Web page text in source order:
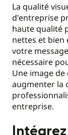
La qualité
d'entreprise
haute qualité
nettes et bien
votre
nécessaire
Une image
augmenter la
entreprise.